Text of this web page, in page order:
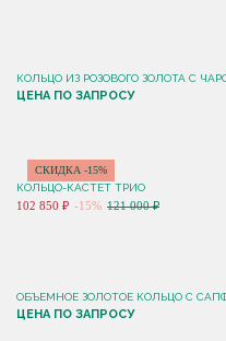
КОЛЬЦО ИЗ РОЗОВОГО ЗОЛОТА С
ЦЕНА ПО ЗАПРОСУ
СКИДКА -15%
КОЛЬЦО-КАСТЕТ ТРИО
102 850 ₽ -15% 121 000 ₽
ОБЪЕМНОЕ ЗОЛОТОЕ КОЛЬЦО С
ЦЕНА ПО ЗАПРОСУ